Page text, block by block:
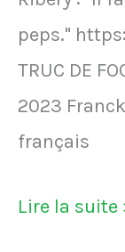
centaines
d'euros
peps."
TRUC DE
2023
français
Franck
Lire la suite